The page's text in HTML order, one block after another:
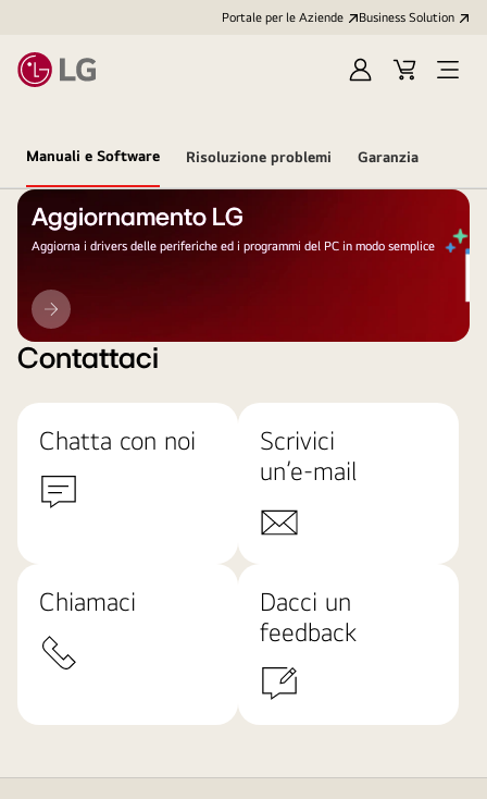
Portale per le Aziende Business Solution
AccediCart
Open
Manuali e Software Risoluzione problemi Garanzia
Aggiornamento LG
Aggiorna i drivers delle periferiche ed i programmi del PC in modo semplice
Aggiornamento
LG
Contattaci
Chatta con noi
Scrivici
un’e-mail
Chiamaci
Dacci un
feedback